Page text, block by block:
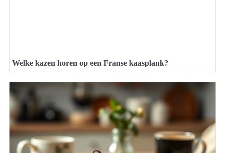
Welke kazen horen op een Franse kaasplank?